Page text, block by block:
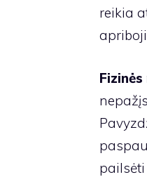
reikia